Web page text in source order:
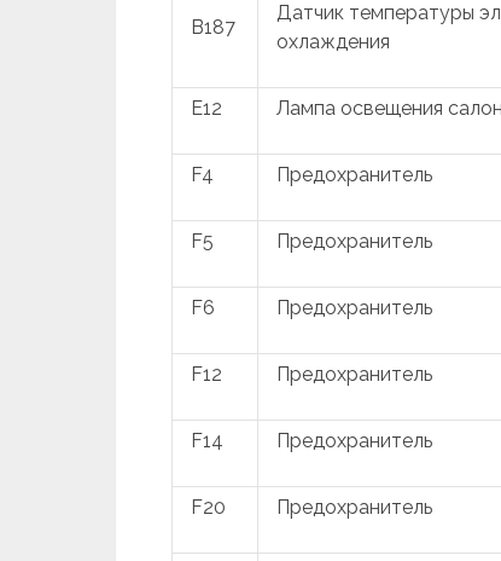
B187
Датчик температуры
охлаждения
E12 Лампа освещения
F4 Предохранитель
F5 Предохранитель
F6 Предохранитель
F12 Предохранитель
F14 Предохранитель
F20 Предохранитель